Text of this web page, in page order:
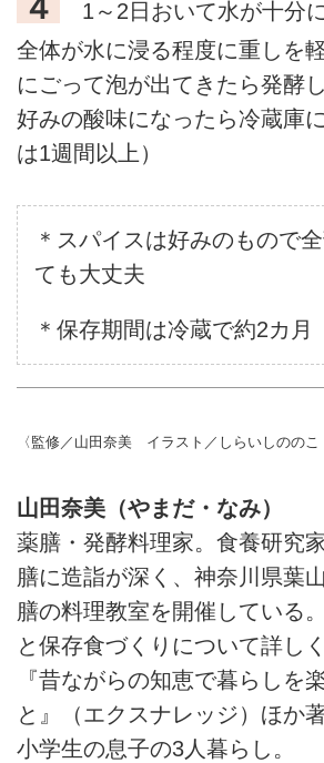
1～2日おいて水が十分に
全体が水に浸る程度に重しを
にごって泡が出てきたら発酵
好みの酸味になったら冷蔵庫
は1週間以上）
＊スパイスは好みのもので
ても大丈夫
＊保存期間は冷蔵で約2カ月
〈監修／山田奈美 イラスト／しらいしのの
山田奈美（やまだ・なみ）
薬膳・発酵料理家。食養研究
膳に造詣が深く、神奈川県葉
膳の料理教室を開催している
と保存食づくりについて詳し
『昔ながらの知恵で暮らしを
と』（エクスナレッジ）ほか
小学生の息子の3人暮らし。